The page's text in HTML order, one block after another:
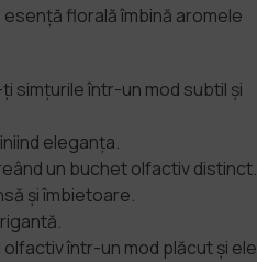
florală îmbină aromele
simțurile într-un mod subtil și
eleganța.
un buchet olfactiv distinct.
și îmbietoare.
într-un mod plăcut și